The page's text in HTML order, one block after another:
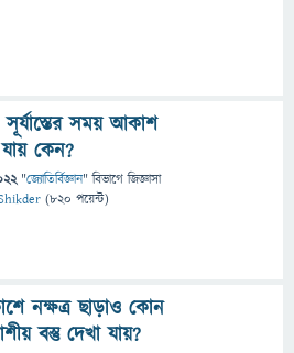
সময় আকাশ
কেন?
"জ্যোতির্বিজ্ঞান" বিভাগে জিজ্ঞাসা
(820 পয়েন্ট)
নক্ষত্র ছাড়াও কোন
বস্তু দেখা যায়?